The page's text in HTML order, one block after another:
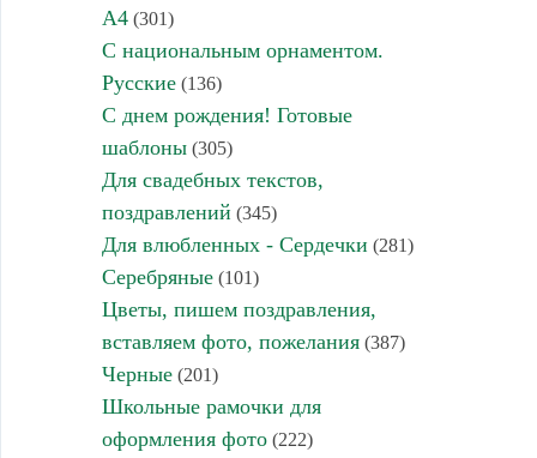
А4(301)
С национальным орнаментом.
Русские(136)
С днем рождения! Готовые
шаблоны(305)
Для свадебных текстов,
поздравлений (345)
Для влюбленных - Сердечки (281)
Серебряные(101)
Цветы, пишем поздравления,
вставляем фото, пожелания(387)
Черные(201)
Школьные рамочки для
оформления фото(222)